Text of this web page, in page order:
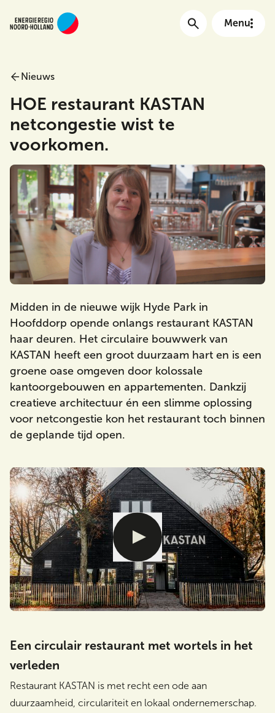
Menu
Meta Menu
Zoeken
Nieuws
HOE restaurant KASTAN
netcongestie wist te
voorkomen.
Midden in de nieuwe wijk Hyde Park in
Hoofddorp opende onlangs restaurant KASTAN
haar deuren. Het circulaire bouwwerk van
KASTAN heeft een groot duurzaam hart en is een
groene oase omgeven door kolossale
kantoorgebouwen en appartementen. Dankzij
creatieve architectuur én een slimme oplossing
voor netcongestie kon het restaurant toch binnen
de geplande tijd open.
Een circulair restaurant met wortels in het
verleden
Restaurant KASTAN is met recht een ode aan
duurzaamheid, circulariteit en lokaal ondernemerschap.